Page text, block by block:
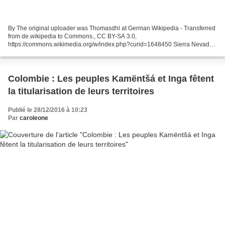
By The original uploader was Thomasdhl at German Wikipedia - Transferred
from de.wikipedia to Commons., CC BY-SA 3.0,
https://commons.wikimedia.org/w/index.php?curid=1648450 Sierra Nevada
Colombie : Les peuples Kamëntšá et Inga fêtent
la titularisation de leurs territoires
Publié le 28/12/2016 à 10:23
Par caroleone